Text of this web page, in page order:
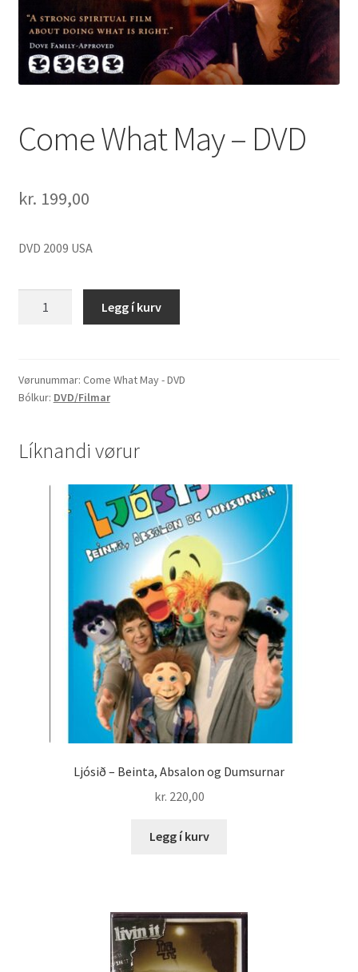
Come What May – DVD
kr. 199,00
DVD 2009 USA
DVD
quantity
Legg í kurv
Vørunummar: Come What May - DVD
Bólkur: DVD/Filmar
Líknandi vørur
Ljósið – Beinta, Absalon og Dumsurnar
kr. 220,00
Legg í kurv